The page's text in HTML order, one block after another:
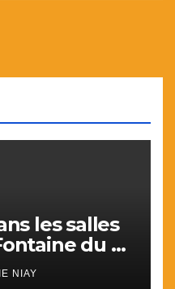
les salles
du 9
NIAY